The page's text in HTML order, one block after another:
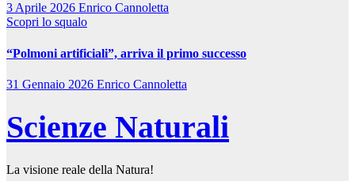
3 Aprile 2026 Enrico Cannoletta
Scopri lo squalo
“Polmoni artificiali”, arriva il primo successo
31 Gennaio 2026 Enrico Cannoletta
Scienze Naturali
La visione reale della Natura!